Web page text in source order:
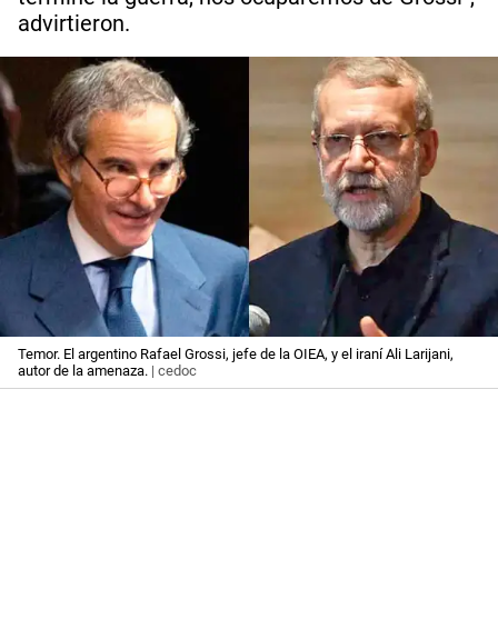
advirtieron.
Temor. El argentino Rafael Grossi, jefe de la OIEA, y el iraní Ali Larijani,
autor de la amenaza. | cedoc